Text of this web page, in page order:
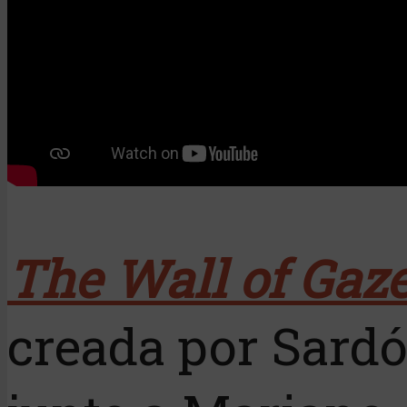
The Wall of
creada por